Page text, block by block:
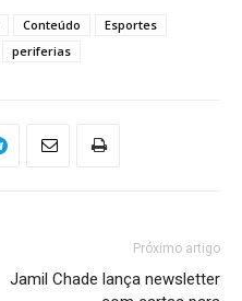
Conteúdo
Esportes
periferias
Próximo artigo
Jamil Chade lança newsletter